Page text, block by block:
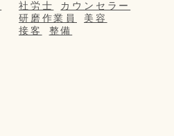
社労士
カウンセラー
研磨作業員
美容
接客
整備